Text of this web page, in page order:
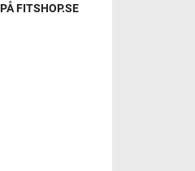
FITSHOP.SE